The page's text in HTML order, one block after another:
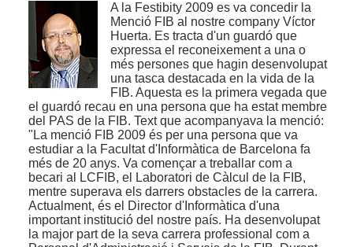
A la Festibity 2009 es va concedir la
Menció FIB al nostre company Víctor
Huerta. Es tracta d'un guardó que
expressa el reconeixement a una o
més persones que hagin desenvolupat
una tasca destacada en la vida de la
FIB. Aquesta es la primera vegada que
el guardó recau en una persona que ha estat membre
del PAS de la FIB. Text que acompanyava la menció:
"La menció FIB 2009 és per una persona que va
estudiar a la Facultat d'Informàtica de Barcelona fa
més de 20 anys. Va començar a treballar com a
becari al LCFIB, el Laboratori de Càlcul de la FIB,
mentre superava els darrers obstacles de la carrera.
Actualment, és el Director d'Informàtica d'una
important institució del nostre país. Ha desenvolupat
la major part de la seva carrera professional com a